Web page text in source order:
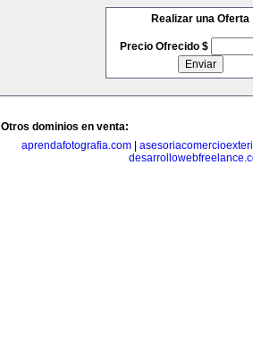
Realizar una Oferta
Precio Ofrecido $
Otros dominios en venta:
aprendafotografia.com